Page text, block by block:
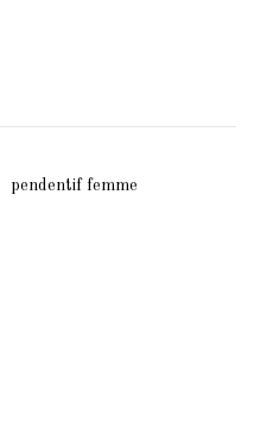
pendentif femme